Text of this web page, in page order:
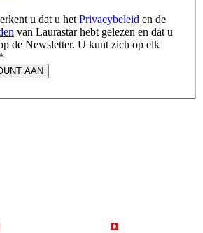
u dat u het Privacybeleid en de
van Laurastar hebt gelezen en dat u
de Newsletter. U kunt zich op elk
*
AAN